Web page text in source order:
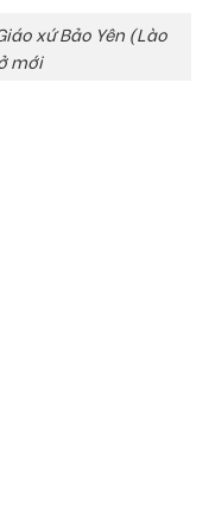
xứ Bảo Yên (Lào
mới